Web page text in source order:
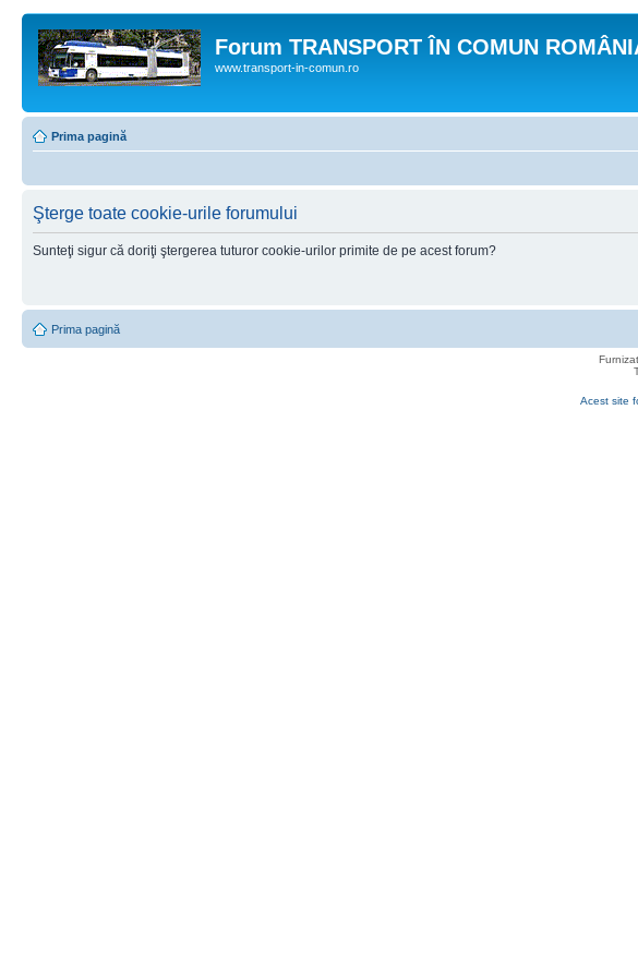
Forum TRANSPORT ÎN COMUN
www.transport-in-comun.ro
Prima pagină
Şterge toate cookie-urile forumului
Sunteţi sigur că doriţi ştergerea tuturor cookie-urilor primite de pe acest forum?
Prima pagină
Acest site